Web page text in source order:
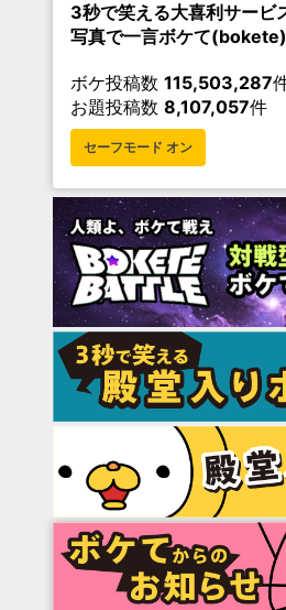
3秒で笑える大喜利サービ
写真で一言ボケて(bokete)
ボケ投稿数 115,503,287
お題投稿数 8,107,057件
セーフモード オン